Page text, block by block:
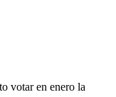
votar en enero la